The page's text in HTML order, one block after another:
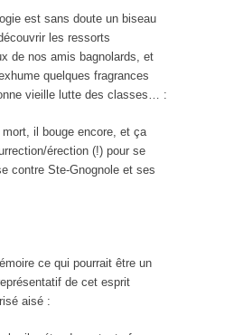
est sans doute un biseau
les ressorts
de nos amis bagnolards, et
quelques fragrances
vieille lutte des classes… :
mort, il bouge encore, et ça
érection (!) pour se
contre Ste-Gnognole et ses
ce qui pourrait être un
de cet esprit
aisé :